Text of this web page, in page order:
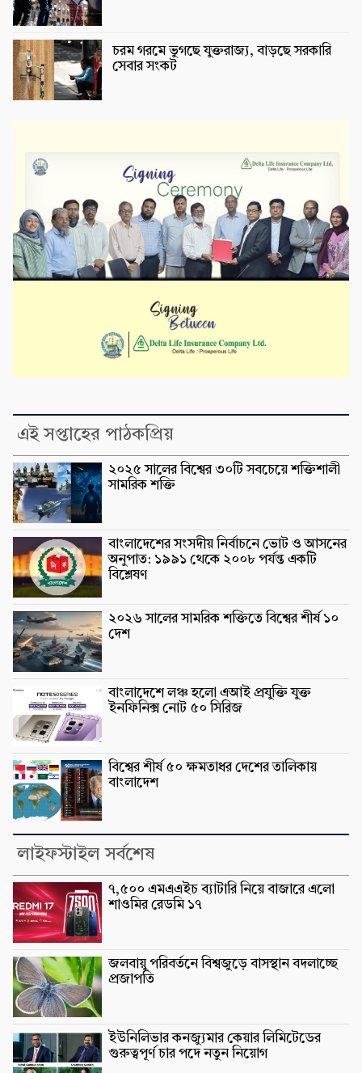
চরম গরমে ভুগছে যুক্তরাজ্য, বাড়ছে সরকারি
সেবার সংকট
এই সপ্তাহের পাঠকপ্রিয়
২০২৫ সালের বিশ্বের ৩০টি সবচেয়ে শক্তিশালী
সামরিক শক্তি
বাংলাদেশের সংসদীয় নির্বাচনে ভোট ও আসনের
অনুপাত: ১৯৯১ থেকে ২০০৮ পর্যন্ত একটি
বিশ্লেষণ
২০২৬ সালের সামরিক শক্তিতে বিশ্বের শীর্ষ ১০
দেশ
বাংলাদেশে লঞ্চ হলো এআই প্রযুক্তি যুক্ত
ইনফিনিক্স নোট ৫০ সিরিজ
বিশ্বের শীর্ষ ৫০ ক্ষমতাধর দেশের তালিকায়
বাংলাদেশ
লাইফস্টাইল সর্বশেষ
৭,৫০০ এমএএইচ ব্যাটারি নিয়ে বাজারে এলো
শাওমির রেডমি ১৭
জলবায়ু পরিবর্তনে বিশ্বজুড়ে বাসস্থান বদলাচ্ছে
প্রজাপতি
ইউনিলিভার কনজ্যুমার কেয়ার লিমিটেডের
গুরুত্বপূর্ণ চার পদে নতুন নিয়োগ